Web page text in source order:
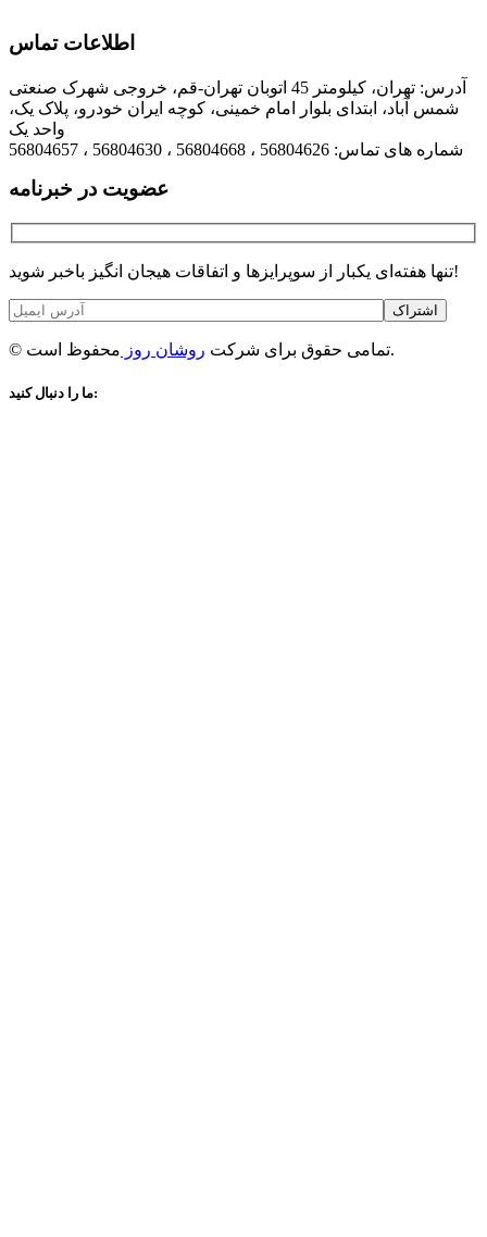
اطلاعات تماس
آدرس: تهران، کیلومتر 45 اتوبان تهران-قم، خروجی شهرک صنعتی
شمس آباد، ابتدای بلوار امام خمینی، کوچه ایران خودرو، پلاک یک،
واحد یک
شماره های تماس: 56804626 ، 56804668 ، 56804630 ، 56804657
عضویت در خبرنامه
تنها هفته‌ای یکبار از سوپرایزها و اتفاقات هیجان انگیز باخبر شوید!
اشتراک
© تمامی حقوق برای شرکت روشان روز محفوظ است.
ما را دنبال کنید: